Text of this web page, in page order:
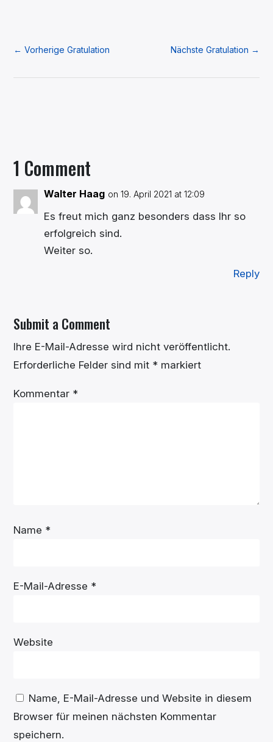
←Vorherige Gratulation Nächste Gratulation →
1 Comment
Walter Haag on 19. April 2021 at 12:09
Es freut mich ganz besonders dass Ihr so
erfolgreich sind.
Weiter so.
Reply
Submit a Comment
Ihre E-Mail-Adresse wird nicht veröffentlicht.
Erforderliche Felder sind mit * markiert
Kommentar *
Name *
E-Mail-Adresse *
Website
Name, E-Mail-Adresse und Website in diesem
Browser für meinen nächsten Kommentar
speichern.